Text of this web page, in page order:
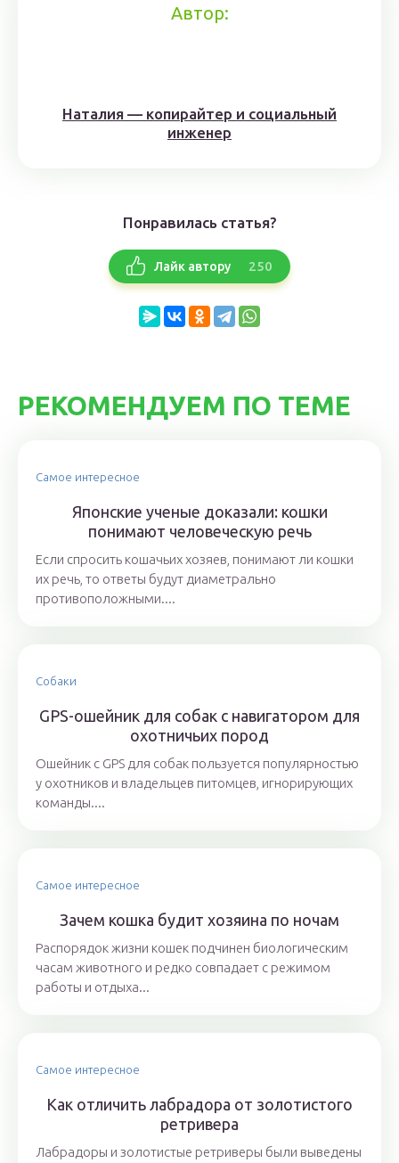
Автор:
Наталия — копирайтер и социальный
инженер
Понравилась статья?
Лайк автору 250
РЕКОМЕНДУЕМ ПО ТЕМЕ
Самое интересное
Японские ученые доказали: кошки
понимают человеческую речь
Если спросить кошачьих хозяев, понимают ли кошки
их речь, то ответы будут диаметрально
противоположными....
Собаки
GPS-ошейник для собак с навигатором для
охотничьих пород
Ошейник с GPS для собак пользуется популярностью
у охотников и владельцев питомцев, игнорирующих
команды....
Самое интересное
Зачем кошка будит хозяина по ночам
Распорядок жизни кошек подчинен биологическим
часам животного и редко совпадает с режимом
работы и отдыха...
Самое интересное
Как отличить лабрадора от золотистого
ретривера
Лабрадоры и золотистые ретриверы были выведены